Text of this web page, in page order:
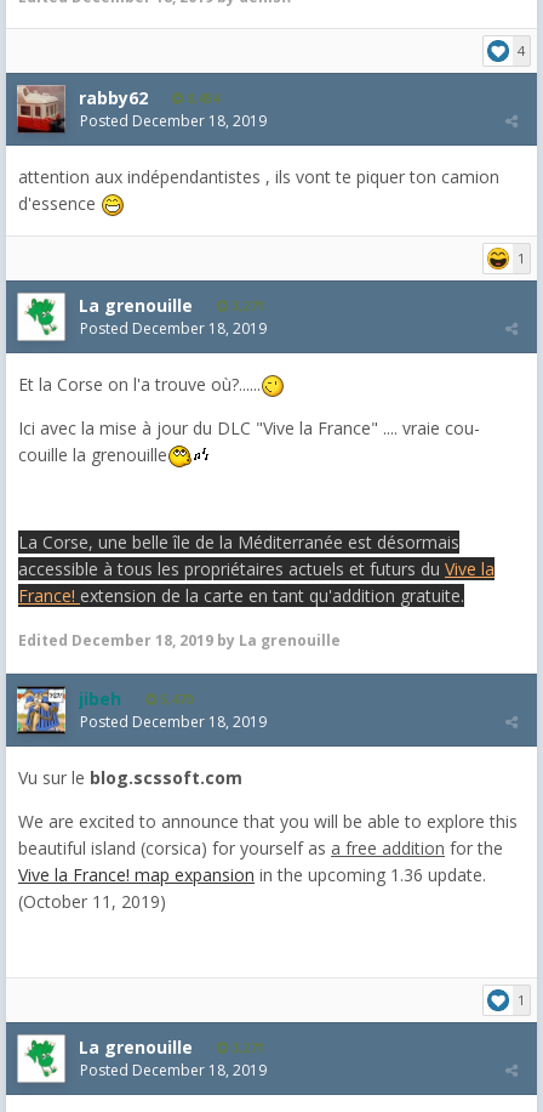
4
rabby62 8,454
Posted December 18, 2019
attention aux indépendantistes , ils vont te piquer ton camion
d'essence
1
La grenouille 3,271
Posted December 18, 2019
Et la Corse on l'a trouve où?......
Ici avec la mise à jour du DLC "Vive la France" .... vraie cou-
couille la grenouille
La Corse, une belle île de la Méditerranée est désormais
accessible à tous les propriétaires actuels et futurs du Vive la
France! extension de la carte en tant qu'addition gratuite.
Edited December 18, 2019 by La grenouille
jibeh 5,470
Posted December 18, 2019
Vu sur le blog.scssoft.com
We are excited to announce that you will be able to explore this
beautiful island (corsica) for yourself as a free addition for the
Vive la France! map expansion in the upcoming 1.36 update.
(October 11, 2019)
1
La grenouille 3,271
Posted December 18, 2019